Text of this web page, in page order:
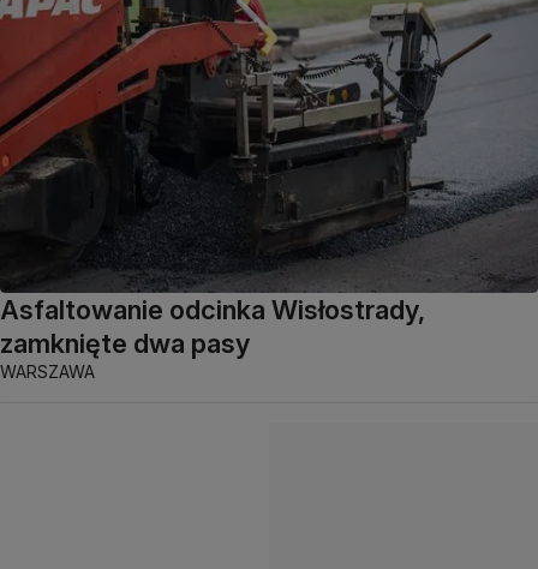
Asfaltowanie odcinka Wisłostrady,
zamknięte dwa pasy
WARSZAWA